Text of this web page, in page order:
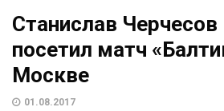
Станислав Черчесов
посетил матч
Москве
01.08.2017